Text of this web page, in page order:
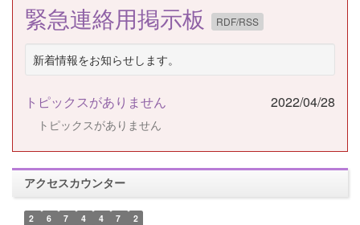
緊急連絡用掲示板 RDF/RSS
新着情報をお知らせします。
トピックスがありません 2022/04/28
トピックスがありません
アクセスカウンター
2 6 7 4 4 7 2